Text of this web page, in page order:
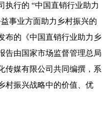
执行的 “中国直销行业助力
事业方面助力乡村振兴的
布的《中国直销行业助力乡
告由国家市场监督管理总局
传媒有限公司共同编撰，系
村振兴战略中的价值、优